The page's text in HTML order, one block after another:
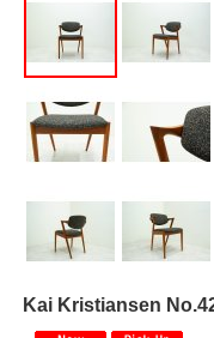
Kai Kristiansen